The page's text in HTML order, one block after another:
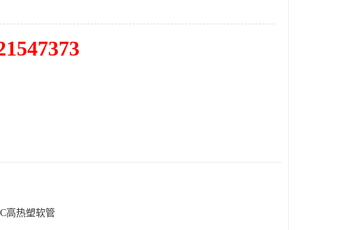
高热塑软管